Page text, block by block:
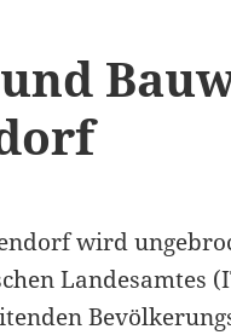
wird
Landesamtes